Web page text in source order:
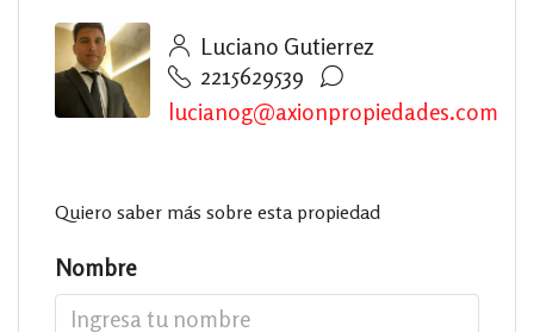
Luciano Gutierrez
2215629539
lucianog@axionpropiedades.com
Quiero saber más sobre esta propiedad
Nombre